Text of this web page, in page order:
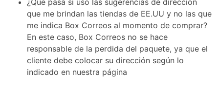
que me brindan las tiendas de EE.UU y no las que
me indica Box Correos al momento de comprar?
En este caso, Box Correos no se hace
responsable de la perdida del paquete, ya que el
cliente debe colocar su dirección según lo
indicado en nuestra página